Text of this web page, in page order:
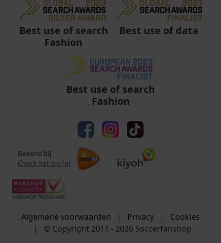
Best use of search
Fashion
Best use of data
Best use of search
Fashion
Algemene voorwaarden | Privacy |
Cookies
|
© Copyright 2011 - 2026 Soccerfanshop